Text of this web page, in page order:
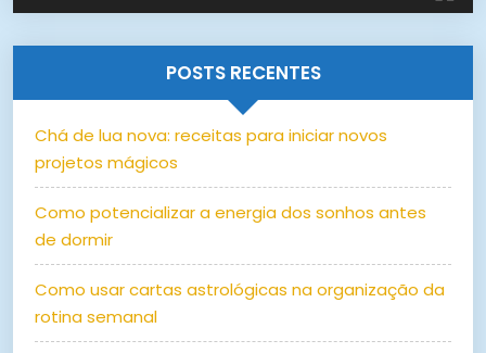
POSTS RECENTES
Chá de lua nova: receitas para iniciar novos
projetos mágicos
Como potencializar a energia dos sonhos antes
de dormir
Como usar cartas astrológicas na organização da
rotina semanal